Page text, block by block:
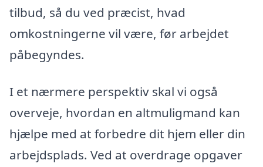
tilbud, så du ved præcist, hvad
omkostningerne vil være, før arbejdet
påbegyndes.
I et nærmere perspektiv skal vi også
overveje, hvordan en altmuligmand kan
hjælpe med at forbedre dit hjem eller din
arbejdsplads. Ved at overdrage opgaver